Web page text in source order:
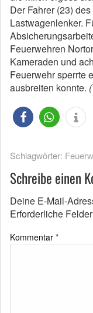
Der Fahrer (23)
Lastwagenlenker.
Feuerwehren
Kameraden und
Feuerwehr sperrte
ausbreiten konnte.
Schlagwörter:
Schreibe einen
Deine E-Mail-
Erforderliche
Kommentar *